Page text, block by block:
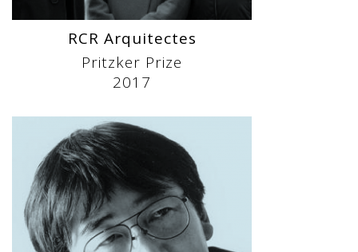
RCR Arquitectes
Pritzker Prize
2017